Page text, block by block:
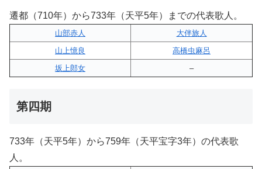
遷都（710年）から733年（天平5年）までの代表歌人。
山部赤人
大伴旅人
山上憶良
高橋虫麻呂
坂上郎女
–
第四期
733年（天平5年）から759年（天平宝字3年）の代表歌
人。